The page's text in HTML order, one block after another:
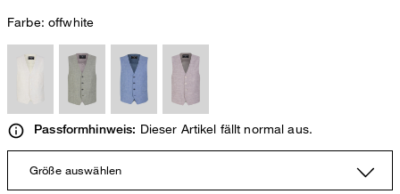
Farbe: offwhite
Passformhinweis: Dieser Artikel fällt normal aus.
Größe auswählen